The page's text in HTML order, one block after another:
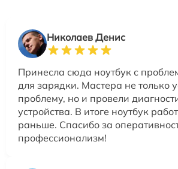
Николаев Денис
Принесла сюда ноутбук с
для зарядки. Мастера не только
проблему, но и провели
устройства. В итоге ноутбук
раньше. Спасибо за
профессионализм!